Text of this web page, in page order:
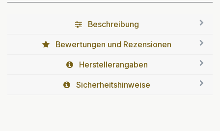
Beschreibung
Bewertungen und Rezensionen
Herstellerangaben
Sicherheitshinweise